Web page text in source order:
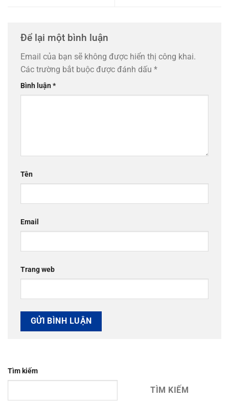
Để lại một bình luận
Email của bạn sẽ không được hiển thị công khai.
Các trường bắt buộc được đánh dấu *
Bình luận*
Tên
Email
Trang web
Tìm kiếm
TÌM KIẾM